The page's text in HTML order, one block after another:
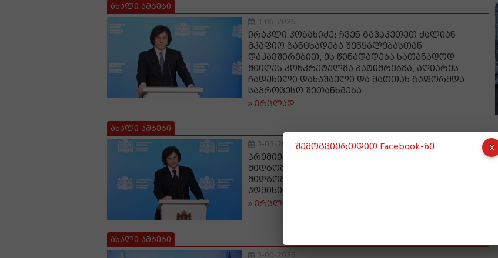
ახალი ამბები
3-06-2026
ირაკლი კობახიძე: ჩვენ გავაკეთეთ ძალიან
მკაფიო განცხადება შეწყალებასთან
დაკავშირებით, ეს წინადადება სათანადოდ
მიიღეს კონკრეტულმა პატიმრებმა, აღიარეს
ჩადენილი დანაშაული და მათთან გაფორმდა
საპროცესო შეთანხმება
ვრცლად
ახალი ამბები
3-06-2026
პრემიერი: ამერიკის ახალი ადმინისტრაციის
მიდგომა თვისებრივად განსხვავდება იმ
მიდგომისგან, რომელსაც ავლენდა წინა
ადმინისტრაცია, ეს ყველაფერი გვაიმედებს
ვრცლად
ახალი ამბები
3-06-2026
შემოგვიერთდით Facebook-ზე